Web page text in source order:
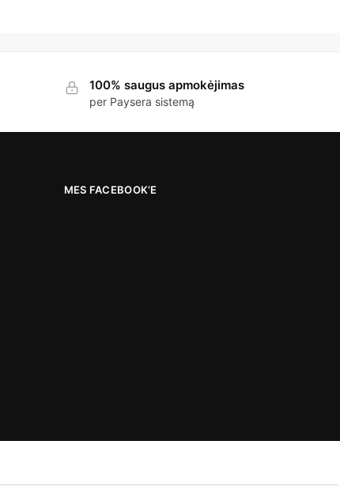
100% saugus apmokėjimas
per Paysera sistemą
MES FACEBOOK’E